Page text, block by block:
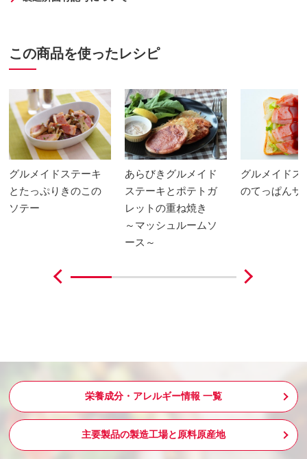
この商品を使ったレシピ
グルメイドステーキ
とたっぷりきのこの
ソテー
あらびきグルメイド
ステーキとポテトガ
レットの重ね焼き
～マッシュルームソ
ース～
グルメイドス
のてっぱんサ
栄養成分・アレルギー情報 一覧
主要製品の製造工場と原料原産地